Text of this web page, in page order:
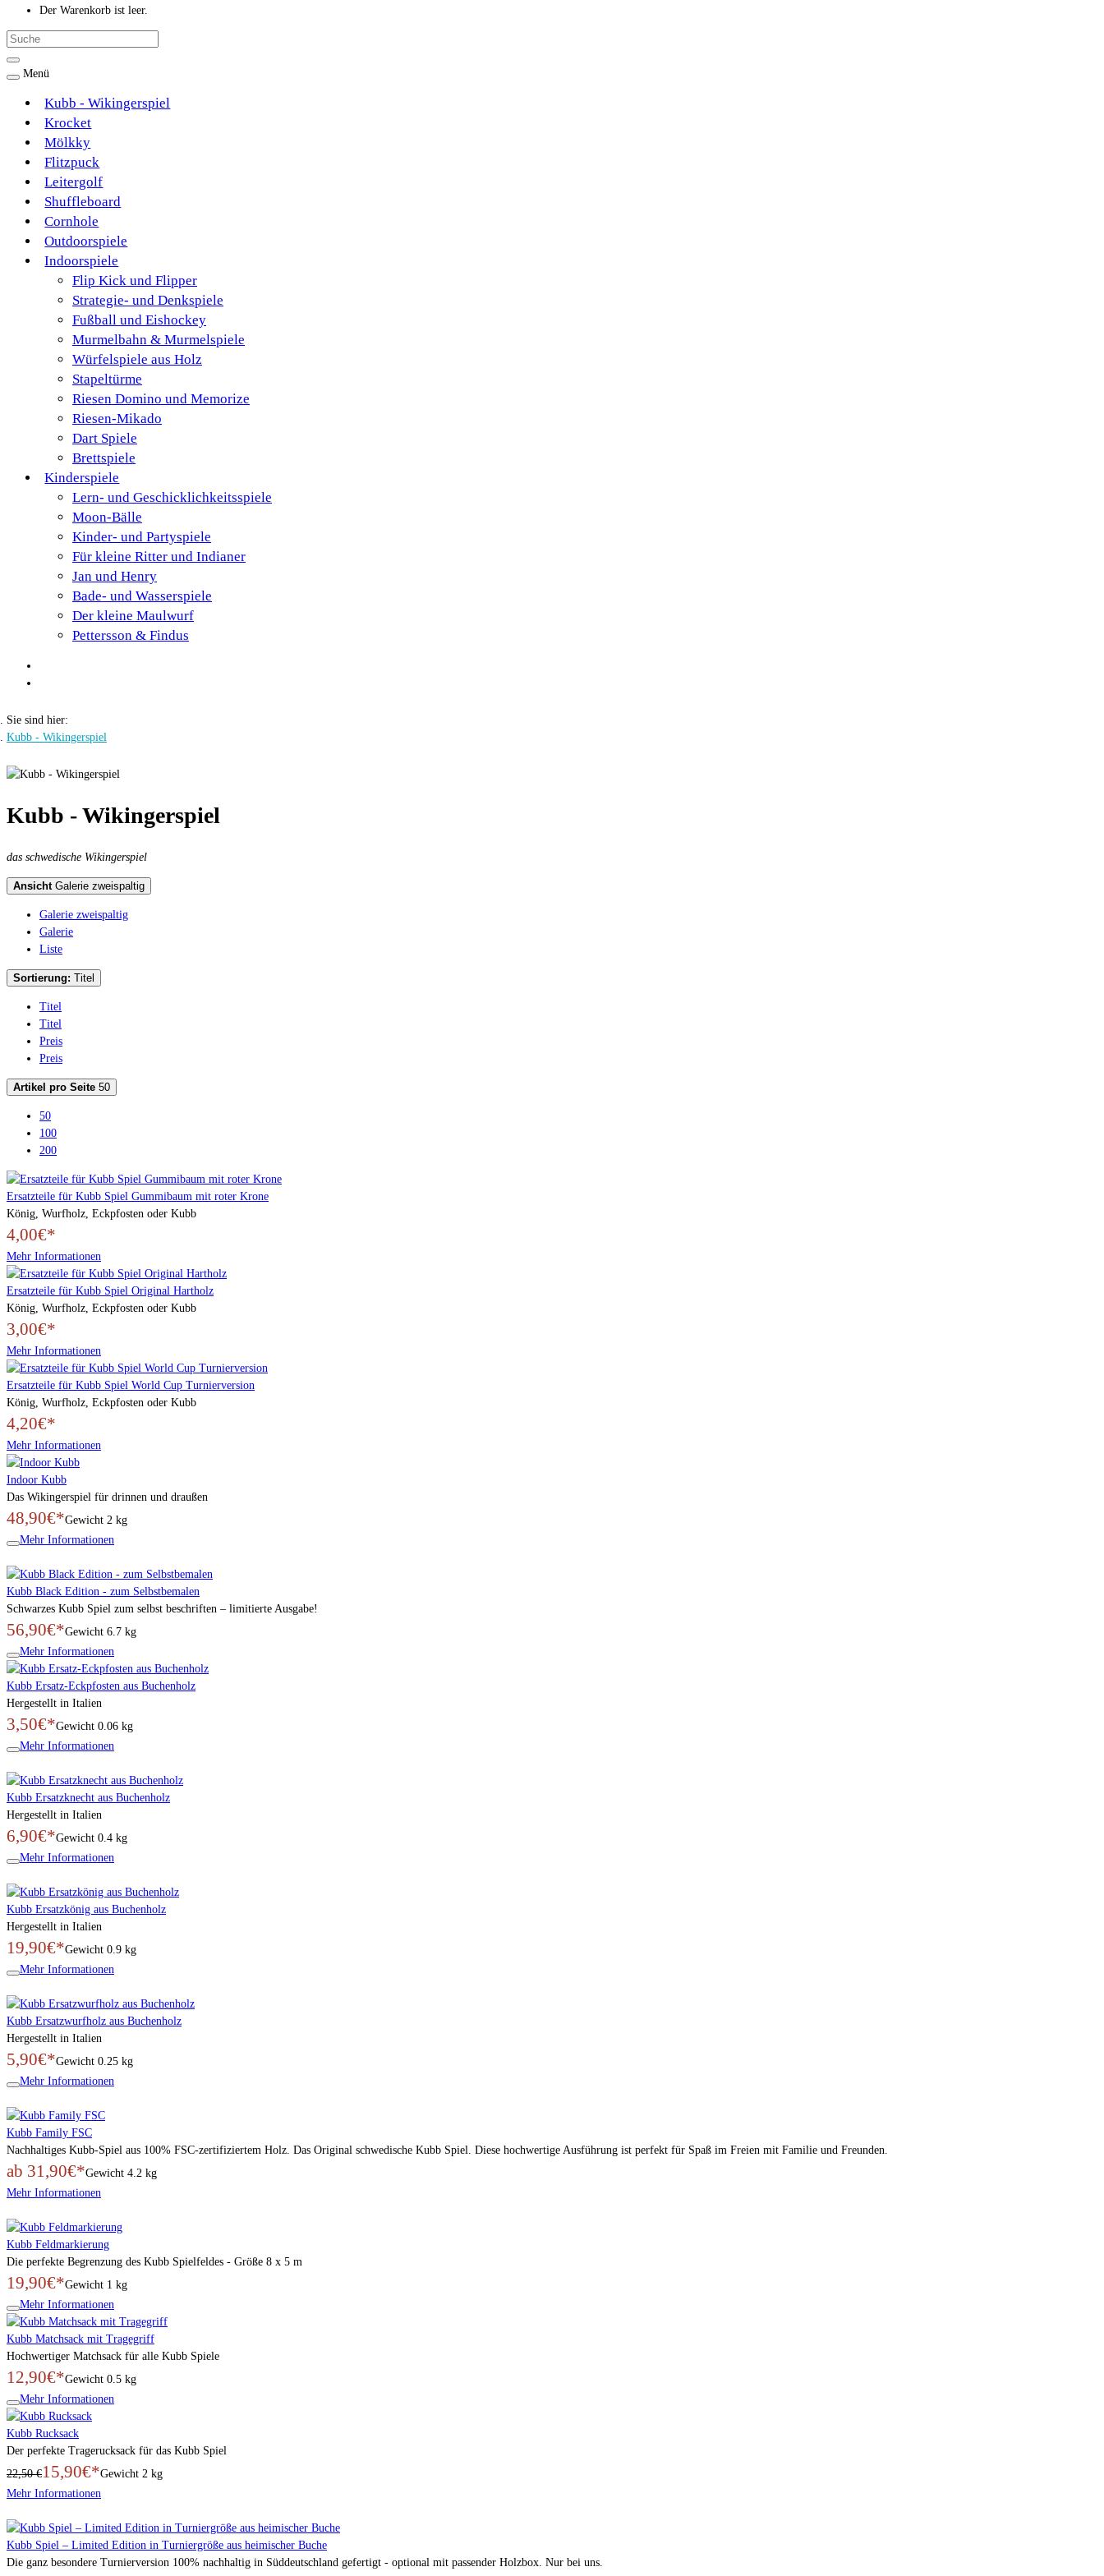
Der Warenkorb ist leer.
Menü
Kubb - Wikingerspiel
Krocket
Mölkky
Flitzpuck
Leitergolf
Shuffleboard
Cornhole
Outdoorspiele
Indoorspiele
Flip Kick und Flipper
Strategie- und Denkspiele
Fußball und Eishockey
Murmelbahn & Murmelspiele
Würfelspiele aus Holz
Stapeltürme
Riesen Domino und Memorize
Riesen-Mikado
Dart Spiele
Brettspiele
Kinderspiele
Lern- und Geschicklichkeitsspiele
Moon-Bälle
Kinder- und Partyspiele
Für kleine Ritter und Indianer
Jan und Henry
Bade- und Wasserspiele
Der kleine Maulwurf
Pettersson & Findus
Sie sind hier:
Kubb - Wikingerspiel
Kubb - Wikingerspiel
das schwedische Wikingerspiel
Ansicht Galerie zweispaltig
Galerie zweispaltig
Galerie
Liste
Sortierung: Titel
Titel
Titel
Preis
Preis
Artikel pro Seite 50
50
100
200
Ersatzteile für Kubb Spiel Gummibaum mit roter Krone
König, Wurfholz, Eckpfosten oder Kubb
4,00€*
Mehr Informationen
Ersatzteile für Kubb Spiel Original Hartholz
König, Wurfholz, Eckpfosten oder Kubb
3,00€*
Mehr Informationen
Ersatzteile für Kubb Spiel World Cup Turnierversion
König, Wurfholz, Eckpfosten oder Kubb
4,20€*
Mehr Informationen
Indoor Kubb
Das Wikingerspiel für drinnen und draußen
48,90€*Gewicht 2 kg
Mehr Informationen
Kubb Black Edition - zum Selbstbemalen
Schwarzes Kubb Spiel zum selbst beschriften – limitierte Ausgabe!
56,90€*Gewicht 6.7 kg
Mehr Informationen
Kubb Ersatz-Eckpfosten aus Buchenholz
Hergestellt in Italien
3,50€*Gewicht 0.06 kg
Mehr Informationen
Kubb Ersatzknecht aus Buchenholz
Hergestellt in Italien
6,90€*Gewicht 0.4 kg
Mehr Informationen
Kubb Ersatzkönig aus Buchenholz
Hergestellt in Italien
19,90€*Gewicht 0.9 kg
Mehr Informationen
Kubb Ersatzwurfholz aus Buchenholz
Hergestellt in Italien
5,90€*Gewicht 0.25 kg
Mehr Informationen
Kubb Family FSC
Nachhaltiges Kubb-Spiel aus 100% FSC-zertifiziertem Holz. Das Original schwedische Kubb Spiel. Diese hochwertige Ausführung ist perfekt für Spaß im Freien mit Familie und Freunden.
ab 31,90€*Gewicht 4.2 kg
Mehr Informationen
Kubb Feldmarkierung
Die perfekte Begrenzung des Kubb Spielfeldes - Größe 8 x 5 m
19,90€*Gewicht 1 kg
Mehr Informationen
Kubb Matchsack mit Tragegriff
Hochwertiger Matchsack für alle Kubb Spiele
12,90€*Gewicht 0.5 kg
Mehr Informationen
Kubb Rucksack
Der perfekte Tragerucksack für das Kubb Spiel
22,50 €15,90€*Gewicht 2 kg
Mehr Informationen
Kubb Spiel – Limited Edition in Turniergröße aus heimischer Buche
Die ganz besondere Turnierversion 100% nachhaltig in Süddeutschland gefertigt - optional mit passender Holzbox. Nur bei uns.